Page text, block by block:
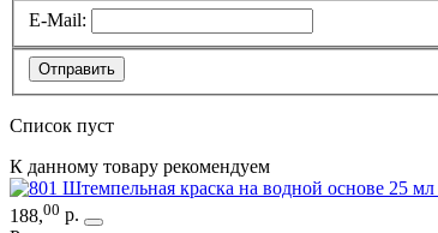
E-Mail:
Отправить
Список пуст
К данному товару рекомендуем
188,00 р.